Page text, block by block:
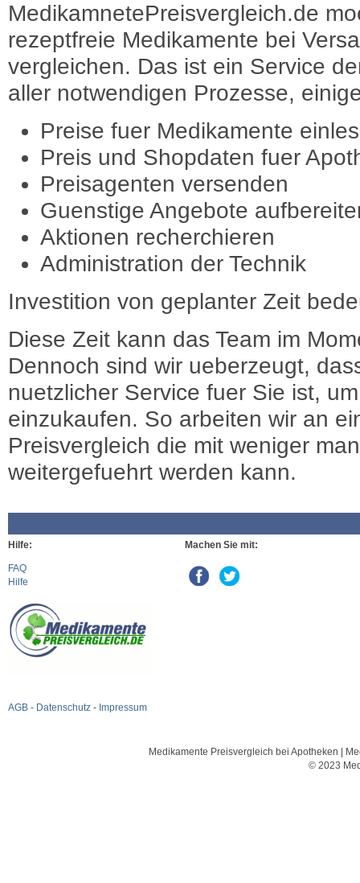
MedikamnetePreisvergleich.de
rezeptfreie Medikamente bei
vergleichen. Das ist ein Service
aller notwendigen Prozesse,
Preise fuer Medikamente
Preis und Shopdaten fuer
Preisagenten versenden
Guenstige Angebote
Aktionen recherchieren
Administration der Technik
Investition von geplanter Zeit
Diese Zeit kann das Team im
Dennoch sind wir ueberzeugt,
nuetzlicher Service fuer Sie ist,
einzukaufen. So arbeiten wir an
Preisvergleich die mit weniger
weitergefuehrt werden kann.
Hilfe:
FAQ
Hilfe
AGB - Datenschutz - Impressum
Machen Sie mit:
Medikamente Preisvergleich bei Apotheken |
© 2023